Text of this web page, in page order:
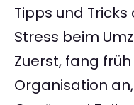
Tipps und
Stress beim
Zuerst, fang
Organisation